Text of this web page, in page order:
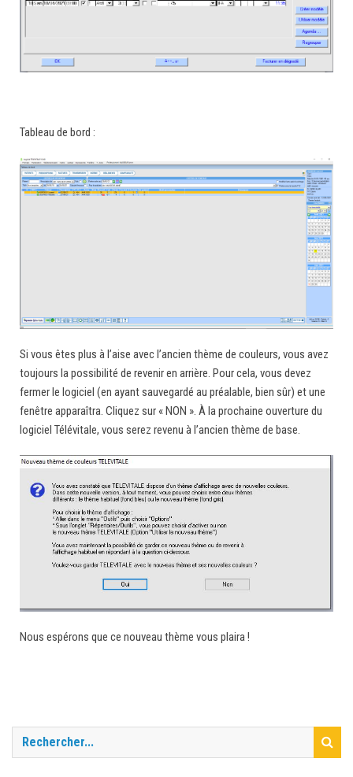
Tableau de bord :
Si vous êtes plus à l’aise avec l’ancien thème de couleurs, vous avez
toujours la possibilité de revenir en arrière. Pour cela, vous devez
fermer le logiciel (en ayant sauvegardé au préalable, bien sûr) et une
fenêtre apparaîtra. Cliquez sur « NON ». À la prochaine ouverture du
logiciel Télévitale, vous serez revenu à l’ancien thème de base.
Nous espérons que ce nouveau thème vous plaira !